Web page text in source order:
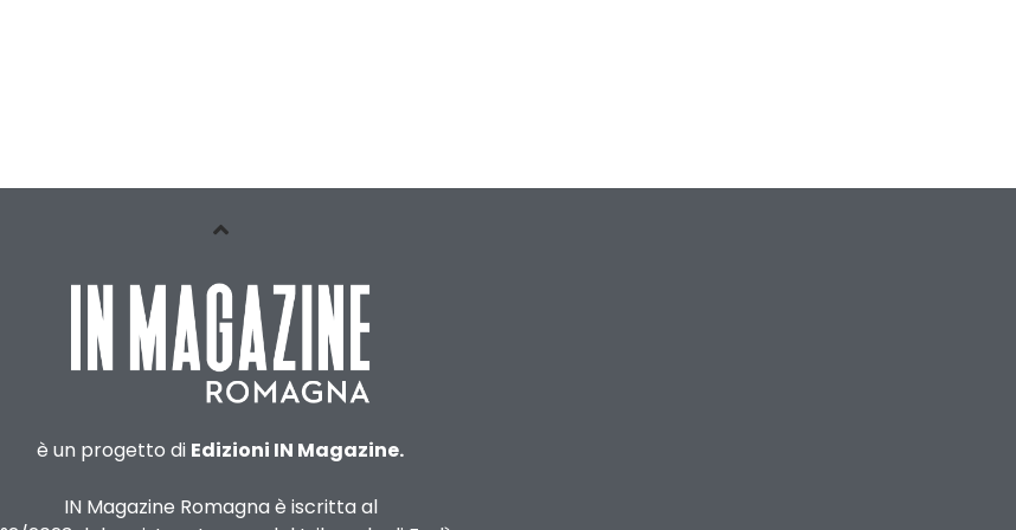
è un progetto di Edizioni IN Magazine.
IN Magazine Romagna è iscritta al